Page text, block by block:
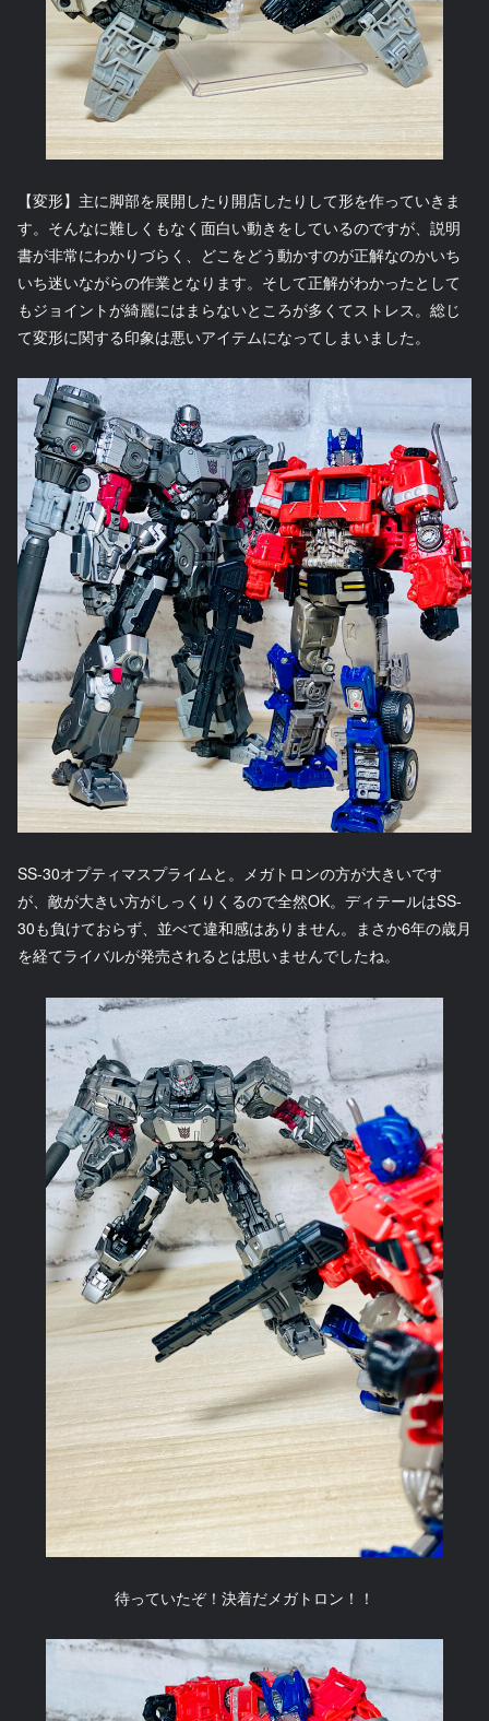
【変形】主に脚部を展開したり開店したりして形を作っていきま
す。そんなに難しくもなく面白い動きをしているのですが、説明
書が非常にわかりづらく、どこをどう動かすのが正解なのかいち
いち迷いながらの作業となります。そして正解がわかったとして
もジョイントが綺麗にはまらないところが多くてストレス。総じ
て変形に関する印象は悪いアイテムになってしまいました。
SS-30オプティマスプライムと。メガトロンの方が大きいです
が、敵が大きい方がしっくりくるので全然OK。ディテールはSS-
30も負けておらず、並べて違和感はありません。まさか6年の歳月
を経てライバルが発売されるとは思いませんでしたね。
待っていたぞ！決着だメガトロン！！